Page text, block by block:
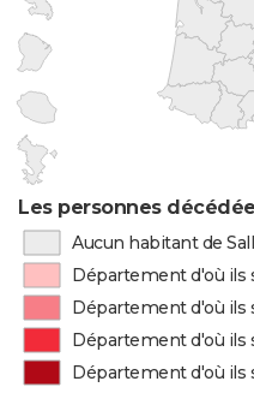
Les personnes
Aucun habitant de
Département d'où ils
Département d'où ils
Département d'où
Département d'où ils